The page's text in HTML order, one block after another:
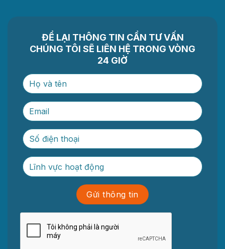
ĐỂ LẠI THÔNG TIN CẦN TƯ VẤN
CHÚNG TÔI SẼ LIÊN HỆ TRONG VÒNG
24 GIỜ